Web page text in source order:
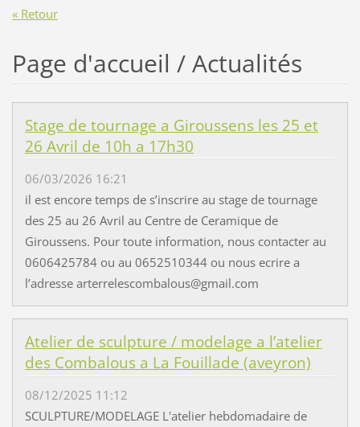
« Retour
Page d'accueil / Actualités
Stage de tournage a Giroussens les 25 et
26 Avril de 10h a 17h30
06/03/2026 16:21
il est encore temps de s’inscrire au stage de tournage
des 25 au 26 Avril au Centre de Ceramique de
Giroussens. Pour toute information, nous contacter au
0606425784 ou au 0652510344 ou nous ecrire a
l’adresse arterrelescombalous@gmail.com
Atelier de sculpture / modelage a l’atelier
des Combalous a La Fouillade (aveyron)
08/12/2025 11:12
SCULPTURE/MODELAGE L'atelier hebdomadaire de